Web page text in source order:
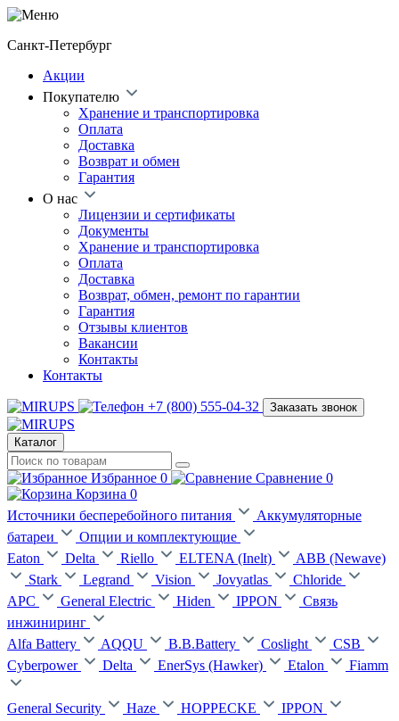
Санкт-Петербург
Акции
Покупателю
Хранение и транспортировка
Оплата
Доставка
Возврат и обмен
Гарантия
О нас
Лицензии и сертификаты
Документы
Хранение и транспортировка
Оплата
Доставка
Возврат, обмен, ремонт по гарантии
Гарантия
Отзывы клиентов
Вакансии
Контакты
Контакты
+7 (800) 555-04-32 Заказать звонок
Каталог
Избранное 0 Сравнение 0
Корзина 0
Источники бесперебойного питания
Аккумуляторные
батареи
Опции и комплектующие
Eaton
Delta Riello ELTENA (Inelt)
ABB (Newave)
Stark
Legrand Vision Jovyatlas
Chloride
APC
General Electric Hiden IPPON
Связь
инжиниринг
Alfa Battery
AQQU B.B.Battery Coslight
CSB
Cyberpower
Delta EnerSys (Hawker) Etalon Fiamm
General Security Haze HOPPECKE
IPPON